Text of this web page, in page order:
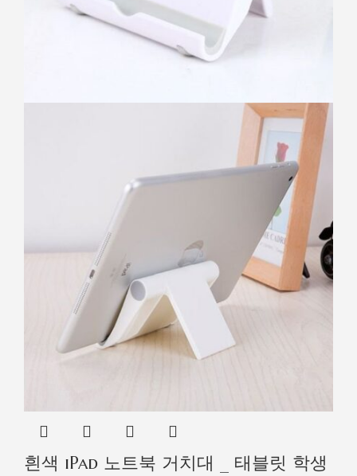
흰색 iPad 노트북 거치대 _ 태블릿 학생